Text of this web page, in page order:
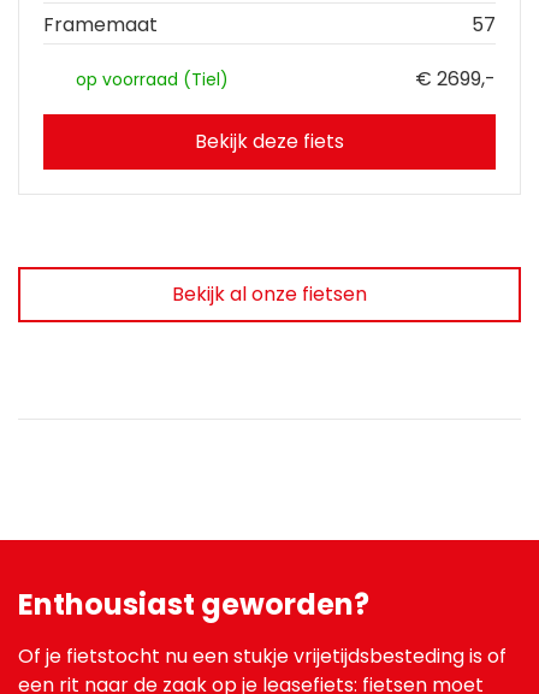
Framemaat
57
op voorraad (Tiel) € 2699,-
Bekijk deze fiets
Bekijk al onze fietsen
Enthousiast geworden?
Of je fietstocht nu een stukje vrijetijdsbesteding is of
een rit naar de zaak op je leasefiets: fietsen moet